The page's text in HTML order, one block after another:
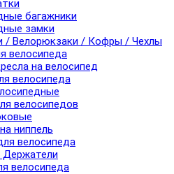
багажники
замки
/ Велорюкзаки / Кофры / Чехлы
велосипеда
на велосипед
велосипеда
велосипедов
ниппель
велосипеда
велосипеда